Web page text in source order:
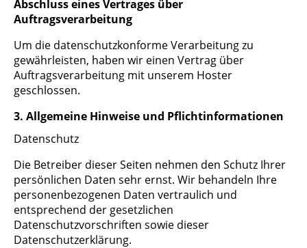
Abschluss eines Vertrages über
Auftragsverarbeitung
Um die datenschutzkonforme Verarbeitung zu
gewährleisten, haben wir einen Vertrag über
Auftragsverarbeitung mit unserem Hoster
geschlossen.
3. Allgemeine Hinweise und Pflichtinformationen
Datenschutz
Die Betreiber dieser Seiten nehmen den Schutz Ihrer
persönlichen Daten sehr ernst. Wir behandeln Ihre
personenbezogenen Daten vertraulich und
entsprechend der gesetzlichen
Datenschutzvorschriften sowie dieser
Datenschutzerklärung.